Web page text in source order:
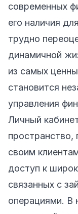
современных
его наличия
трудно
динамичной
из самых
становится
управления
Личный
пространство,
своим
доступ к
связанных с
операциями. В